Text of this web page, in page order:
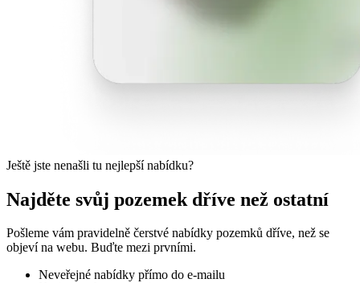
Ještě jste nenašli tu nejlepší nabídku?
Najděte svůj pozemek dříve než ostatní
Pošleme vám pravidelně čerstvé nabídky pozemků dříve, než se
objeví na webu. Buďte mezi prvními.
Neveřejné nabídky přímo do e-mailu